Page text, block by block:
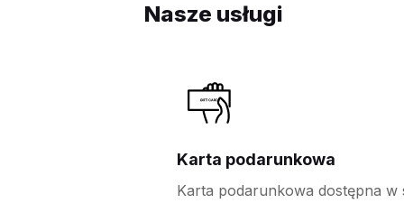
Nasze usługi
Karta podarunkowa
Karta podarunkowa dostępna w